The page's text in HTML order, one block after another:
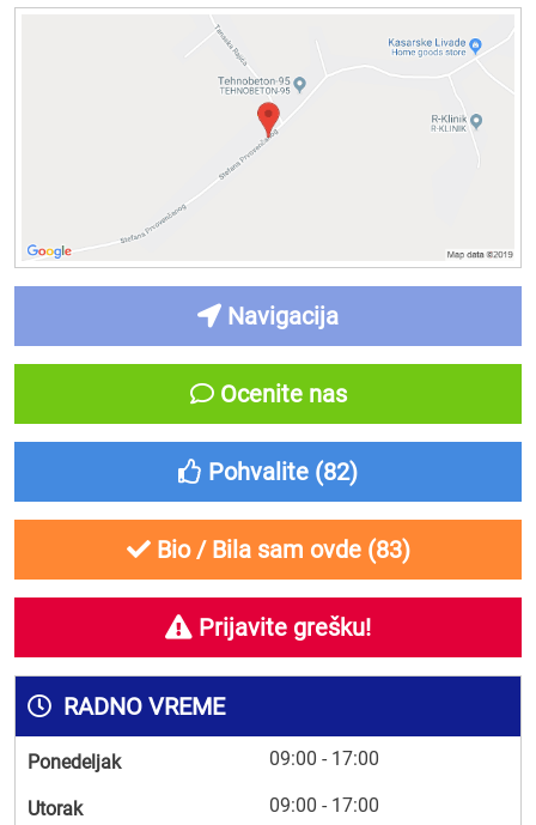
Navigacija
Ocenite nas
Pohvalite (82)
Bio / Bila sam ovde (83)
Prijavite grešku!
RADNO VREME
Ponedeljak 09:00 - 17:00
Utorak 09:00 - 17:00